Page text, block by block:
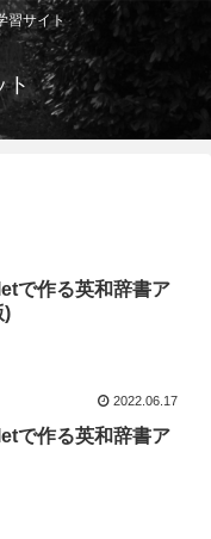
習サイト
ト
で作る英和辞書ア
)
2022.06.17
で作る英和辞書ア